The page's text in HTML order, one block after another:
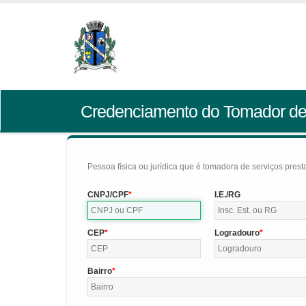
Credenciamento do Tomador
Pessoa física ou jurídica que é tomadora de serviços
CNPJ/CPF I.E./RG
CEP Logradouro
Bairro